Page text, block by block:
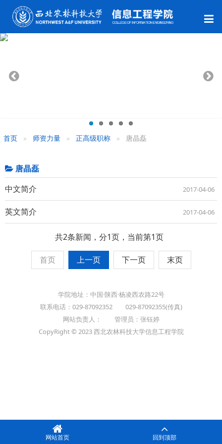
首页 师资力量 正高级职称 唐晶磊
唐晶磊
中文简介
2017-04-06
英文简介 2017-04-06
共2条新闻，分1页，当前第1页
首页 上一页 下一页 末页
学院地址：中国·陕西·杨凌西农路22号
联系电话：029-87092352 029-87092355(传真)
网站负责人： 管理员：张钰婷
CopyRight © 2023 西北农林科技大学信息工程学院
网站首页 回到顶部